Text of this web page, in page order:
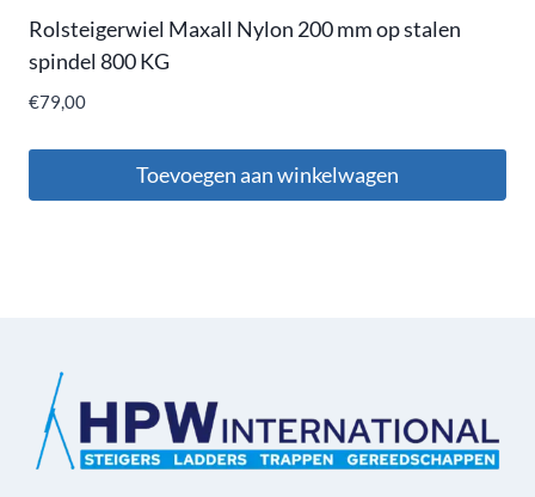
Rolsteigerwiel Maxall Nylon 200 mm op stalen
spindel 800 KG
€79,00
Toevoegen aan winkelwagen